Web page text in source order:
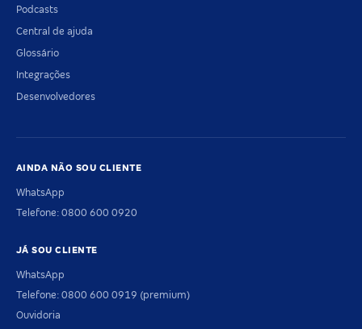
Podcasts
Central de ajuda
Glossário
Integrações
Desenvolvedores
AINDA NÃO SOU CLIENTE
WhatsApp
Telefone: 0800 600 0920
JÁ SOU CLIENTE
WhatsApp
Telefone: 0800 600 0919 (premium)
Ouvidoria